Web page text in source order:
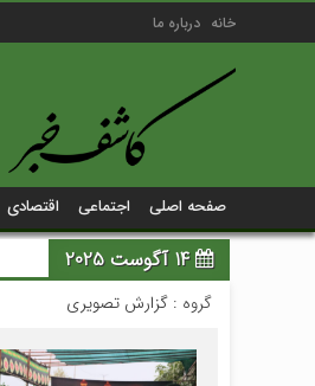
خانه درباره ما
صفحه اصلی اجتماعی اقتصادی
14 آگوست 2025
گروه :گزارش تصویری